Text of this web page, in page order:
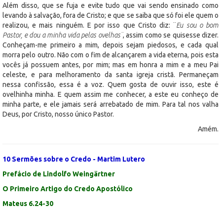
Além disso, que se fuja e evite tudo que vai sendo ensinado como
levando à salvação, fora de Cristo; e que se saiba que só foi ele quem o
realizou, e mais ninguém. E por isso que Cristo diz: ¨Eu sou o bom
Pastor, e dou a minha vida pelas ovelhas¨, assim como se quisesse dizer.
Conheçam-me primeiro a mim, depois sejam piedosos, e cada qual
morra pelo outro. Não com o fim de alcançarem a vida eterna, pois esta
vocês já possuem antes, por mim; mas em honra a mim e a meu Pai
celeste, e para melhoramento da santa igreja cristã. Permaneçam
nessa confissão, essa é a voz. Quem gosta de ouvir isso, este é
ovelhinha minha. E quem assim me conhecer, a este eu conheço de
minha parte, e ele jamais será arrebatado de mim. Para tal nos valha
Deus, por Cristo, nosso único Pastor.
Amém.
10 Sermões sobre o Credo - Martim Lutero
Prefácio de Lindolfo Weingärtner
O Primeiro Artigo do Credo Apostólico
Mateus 6.24-30